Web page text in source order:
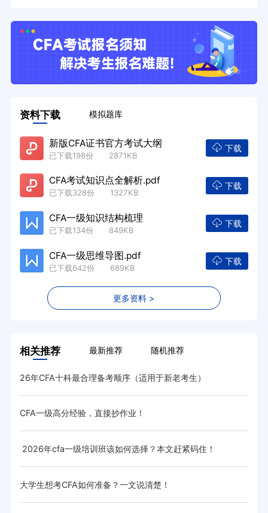
资料下载 模拟题库
新版CFA证书官方考试大纲
已下载198份 2871KB
下载
CFA考试知识点全解析.pdf
已下载328份 1327KB
下载
CFA一级知识结构梳理
已下载134份 849KB
下载
CFA一级思维导图.pdf
已下载642份 689KB
下载
更多资料 >
相关推荐 最新推荐 随机推荐
26年CFA十科最合理备考顺序（适用于新老考生）
CFA一级高分经验，直接抄作业！
2026年cfa一级培训班该如何选择？本文赶紧码住！
大学生想考CFA如何准备？一文说清楚！